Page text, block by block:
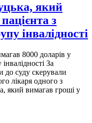
який
з
інвалідності
8000 доларів у
За
до суду скерували
лікаря одного з
який вимагав гроші у